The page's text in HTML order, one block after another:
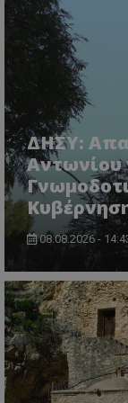
ΔΗΣΥ:
Αντωνίου
08.08.2026 -